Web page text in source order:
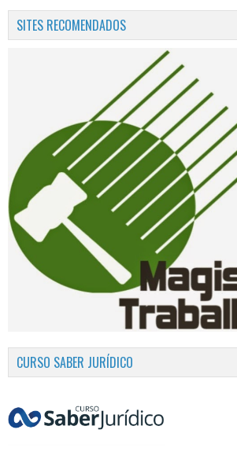
SITES RECOMENDADOS
CURSO SABER JURÍDICO